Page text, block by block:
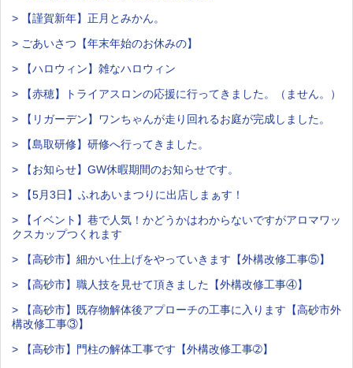
> 【謹賀新年】正月とみかん。
> ごあいさつ【年末年始のお休みの】
> 【ハロウィン】雑なハロウィン
> 【赤穂】トライアスロンの応援に行ってきました。（ません。）
> 【リガーデン】ワンちゃんが走り回れるお庭が完成しました。
> 【島取研修】研修へ行ってきました。
> 【お知らせ】GW休暇期間のお知らせです。
> 【5月3日】ふれあいまつりに出店しまぁす！
> 【イベント】巷で人気！かどうかはわからないですがアロマワッ
クスカップつくれます
> 【高砂市】細かい仕上げをやっていきます【外構改修工事⑤】
> 【高砂市】職人技を見せて頂きました【外構改修工事④】
> 【高砂市】既存物解体後アプローチの工事に入ります【高砂市外
構改修工事③】
> 【高砂市】門柱の解体工事です【外構改修工事➁】